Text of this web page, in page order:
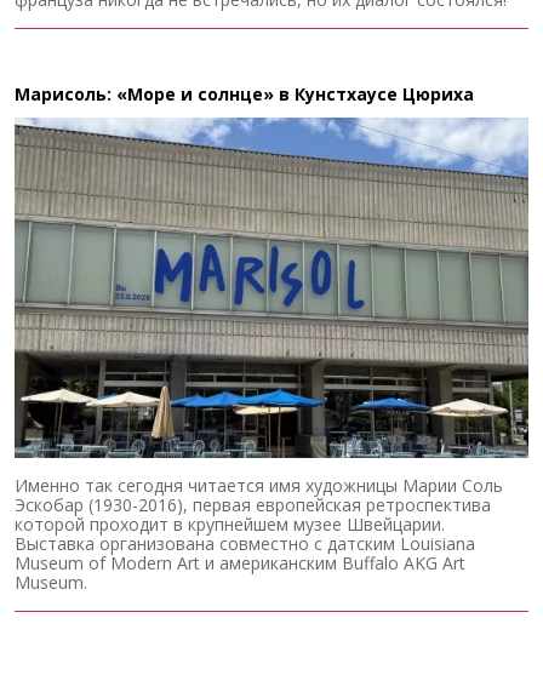
Марисоль: «Море и солнце» в Кунстхаусе Цюриха
Именно так сегодня читается имя художницы Марии Соль
Эскобар (1930-2016), первая европейская ретроспектива
которой проходит в крупнейшем музее Швейцарии.
Выставка организована совместно с датским Louisiana
Museum of Modern Art и американским Buffalo AKG Art
Museum.